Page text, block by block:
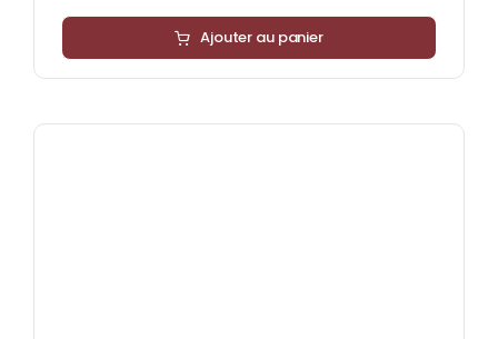
Ajouter au panier